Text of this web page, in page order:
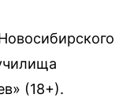
(18+).